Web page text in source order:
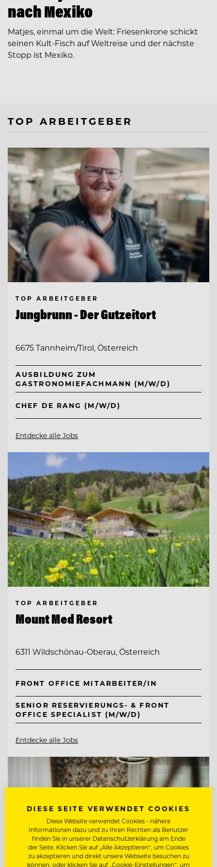
nach Mexiko
Matjes, einmal um die Welt: Friesenkrone schickt
seinen Kult-Fisch auf Weltreise und der nächste
Stopp ist Mexiko.
TOP ARBEITGEBER
TOP ARBEITGEBER
Jungbrunn - Der Gutzeitort
6675 Tannheim/Tirol, Österreich
AUSBILDUNG ZUM
GASTRONOMIEFACHMANN (M/W/D)
CHEF DE RANG (M/W/D)
Entdecke alle Jobs
TOP ARBEITGEBER
Mount Med Resort
6311 Wildschönau-Oberau, Österreich
FRONT OFFICE MITARBEITER/IN
SENIOR RESERVIERUNGS- & FRONT
OFFICE SPECIALIST (M/W/D)
Entdecke alle Jobs
DIESE SEITE VERWENDET COOKIES
Diese Website verwendet Cookies - nähere
Informationen dazu und zu Ihren Rechten als Benutzer
finden Sie in unserer Datenschutzerklärung am Ende
der Seite. Klicken Sie auf „Alle Akzeptieren“, um Cookies
zu akzeptieren und direkt unsere Webseite besuchen zu
können, oder klicken Sie auf „Cookie-Einstellungen“, um